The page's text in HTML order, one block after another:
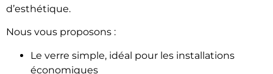
d’esthétique.
Nous vous proposons :
Le verre simple, idéal pour les installations
économiques